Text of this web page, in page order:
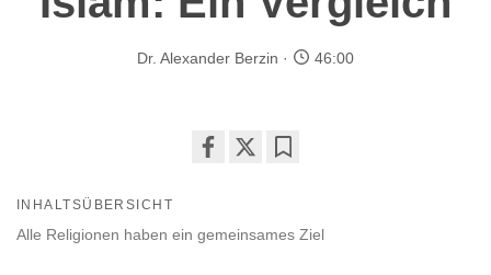
Dr. Alexander Berzin 46:00
facebook
INHALTSÜBERSICHT
Alle Religionen haben ein gemeinsames Ziel